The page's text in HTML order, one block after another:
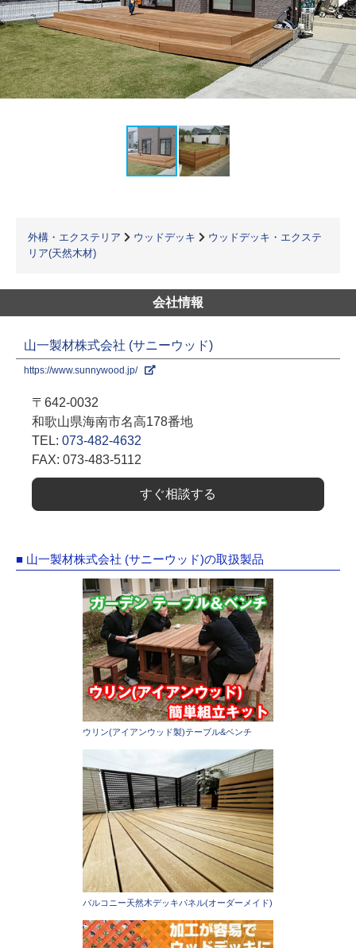
外構・エクステリア ウッドデッキ
ウッドデッキ・エクステ
リア(天然木材)
会社情報
山一製材株式会社 (サニーウッド)
https://www.sunnywood.jp/
〒642-0032
和歌山県海南市名高178番地
TEL: 073-482-4632
FAX: 073-483-5112
すぐ相談する
■ 山一製材株式会社 (サニーウッド)の取扱製品
ウリン(アイアンウッド製)テーブル&ベンチ
バルコニー天然木デッキパネル(オーダーメイド)